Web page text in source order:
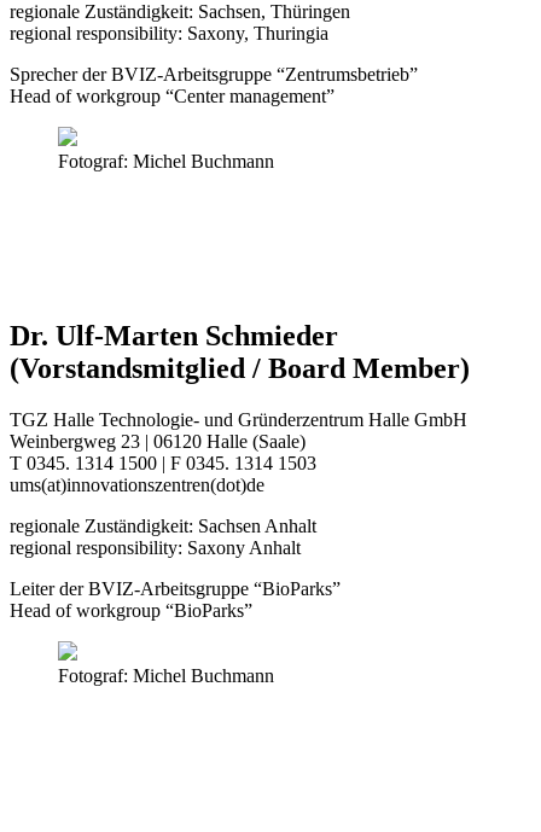
regionale Zuständigkeit: Sachsen, Thüringen
regional responsibility: Saxony, Thuringia
Sprecher der BVIZ-Arbeitsgruppe “Zentrumsbetrieb”
Head of workgroup “Center management”
Fotograf: Michel Buchmann
Dr. Ulf-Marten Schmieder
(Vorstandsmitglied / Board Member)
TGZ Halle Technologie- und Gründerzentrum Halle GmbH
Weinbergweg 23 | 06120 Halle (Saale)
T 0345. 1314 1500 | F 0345. 1314 1503
ums(at)innovationszentren(dot)de
regionale Zuständigkeit: Sachsen Anhalt
regional responsibility: Saxony Anhalt
Leiter der BVIZ-Arbeitsgruppe “BioParks”
Head of workgroup “BioParks”
Fotograf: Michel Buchmann